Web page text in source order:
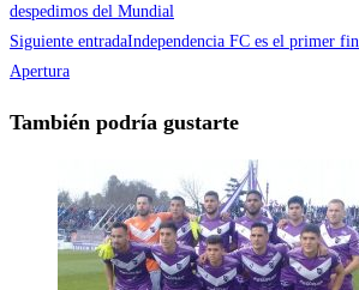
despedimos del Mundial
Siguiente entradaIndependencia FC es el primer
Apertura
También podría gustarte